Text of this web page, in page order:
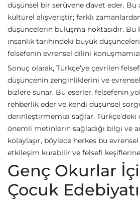
düşünsel bir serüvene davet eder. Bu
kültürel alışveriştir; farklı
düşüncelerin buluşma noktasıdır. Bu
insanlık tarihindeki büyük
felsefenin evrensel dilini
Sonuç olarak, Türkçe’ye çevrilen
düşüncenin zenginliklerini ve evrensel
bizlere sunar. Bu eserler, felsefenin
rehberlik eder ve kendi düşünsel
derinleştirmemizi sağlar. Türkçe’deki
önemli metinlerin sağladığı bilgi ve
kolaylaşır, böylece herkes bu
etkileşim kurabilir ve felsefi
Genç Okurlar
Çocuk Edebiyatı